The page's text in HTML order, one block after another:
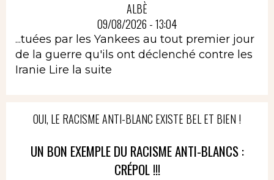
ALBÈ
09/08/2026 - 13:04
...tuées par les Yankees au tout premier jour
de la guerre qu'ils ont déclenché contre les
Iranie Lire la suite
OUI, LE RACISME ANTI-BLANC EXISTE BEL ET BIEN !
UN BON EXEMPLE DU RACISME ANTI-BLANCS :
CRÉPOL !!!